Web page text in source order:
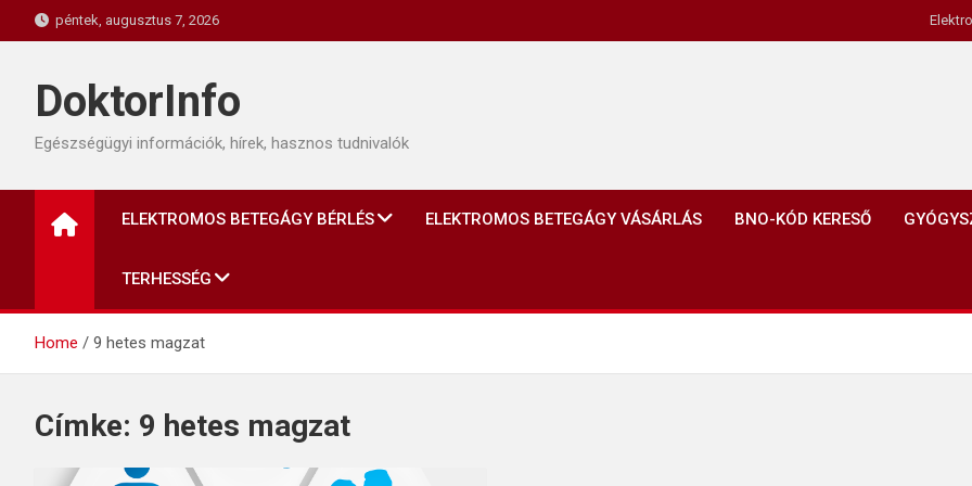
to
péntek, augusztus 7, 2026
DoktorInfo
Egészségügyi információk, hírek, hasznos tudnivalók
ELEKTROMOS BETEGÁGY BÉRLÉS ELEKTROMOS BETEGÁGY VÁSÁRLÁS BNO-KÓD KERESŐ
TERHESSÉG
Home 9 hetes magzat
Címke: 9 hetes magzat